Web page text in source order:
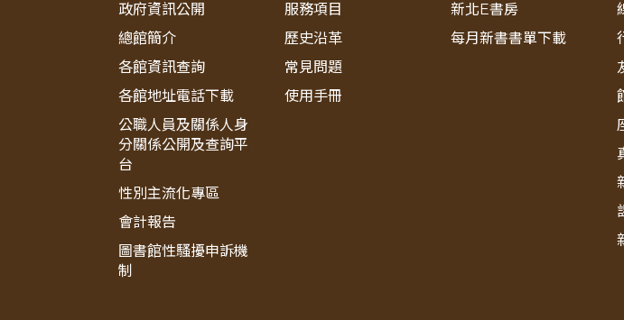
政府資訊公開
總館簡介
各館資訊查詢
各館地址電話下載
公職人員及關係人身
分關係公開及查詢平
台
性別主流化專區
會計報告
圖書館性騷擾申訴機
制
服務項目
歷史沿革
常見問題
使用手冊
新北E書房
每月新書書單下載